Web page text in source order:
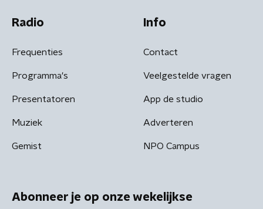
Radio
Frequenties
Programma's
Presentatoren
Muziek
Gemist
Info
Contact
Veelgestelde vragen
App de studio
Adverteren
NPO Campus
Abonneer je op onze wekelijkse